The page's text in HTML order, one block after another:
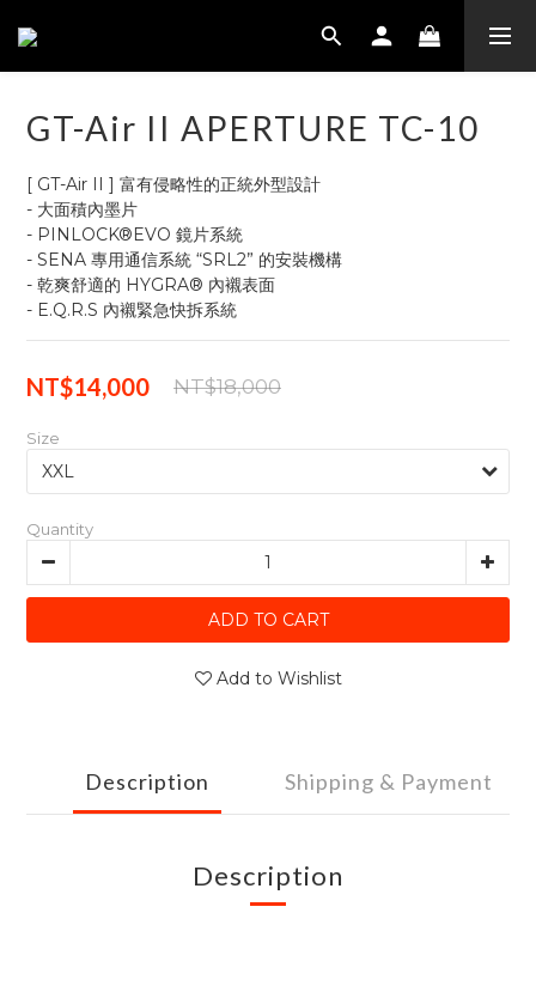
GT-Air II APERTURE TC-10
[ GT-Air II ] 富有侵略性的正統外型設計
- 大面積內墨片
- PINLOCK®EVO 鏡片系統
- SENA 專用通信系統 “SRL2” 的安裝機構
- 乾爽舒適的 HYGRA® 內襯表面
- E.Q.R.S 內襯緊急快拆系統
NT$14,000 NT$18,000
Size
Quantity
ADD TO CART
Add to Wishlist
Description Shipping & Payment
Description